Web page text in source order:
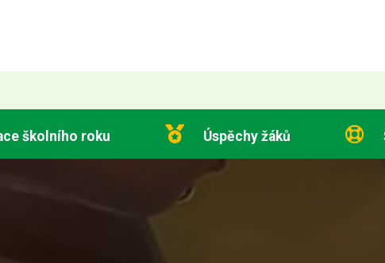
školního roku Úspěchy žáků